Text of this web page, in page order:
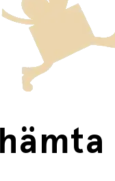
märkta, och